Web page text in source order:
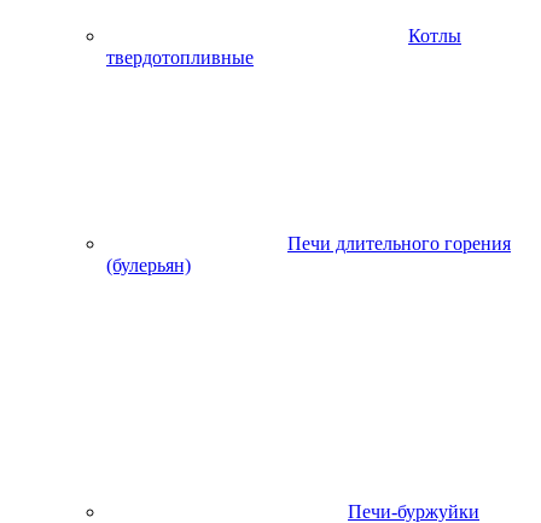
Котлы
твердотопливные
Печи длительного горения
(булерьян)
Печи-буржуйки